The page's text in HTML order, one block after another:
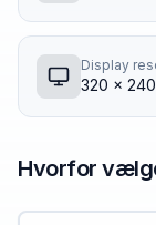
Display
320 x
Hvorfor